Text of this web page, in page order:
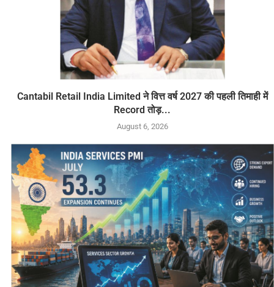
Cantabil Retail India Limited ने वित्त वर्ष 2027 की पहली तिमाही में
Record तोड़...
August 6, 2026